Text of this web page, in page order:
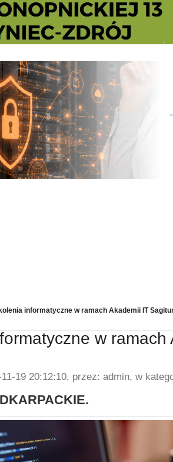
informatyczne w ramach Akademii IT
w ramach
19 20:12:10, przez: admin, w